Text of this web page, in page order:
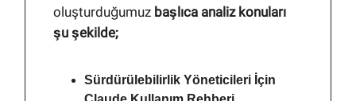
oluşturduğumuz başlıca analiz konuları
şu şekilde;
Sürdürülebilirlik Yöneticileri İçin